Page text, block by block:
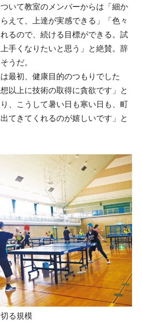
いて教室のメンバーからは「細か
えて、上達が実感できる」「色々
るので、続ける目標ができる。試
手くなりたいと思う」と絶賛。辞
うだ。
最初、健康目的のつもりでした
以上に技術の取得に貪欲です」と
、こうして暑い日も寒い日も、町
てきてくれるのが嬉しいです」と
る規模